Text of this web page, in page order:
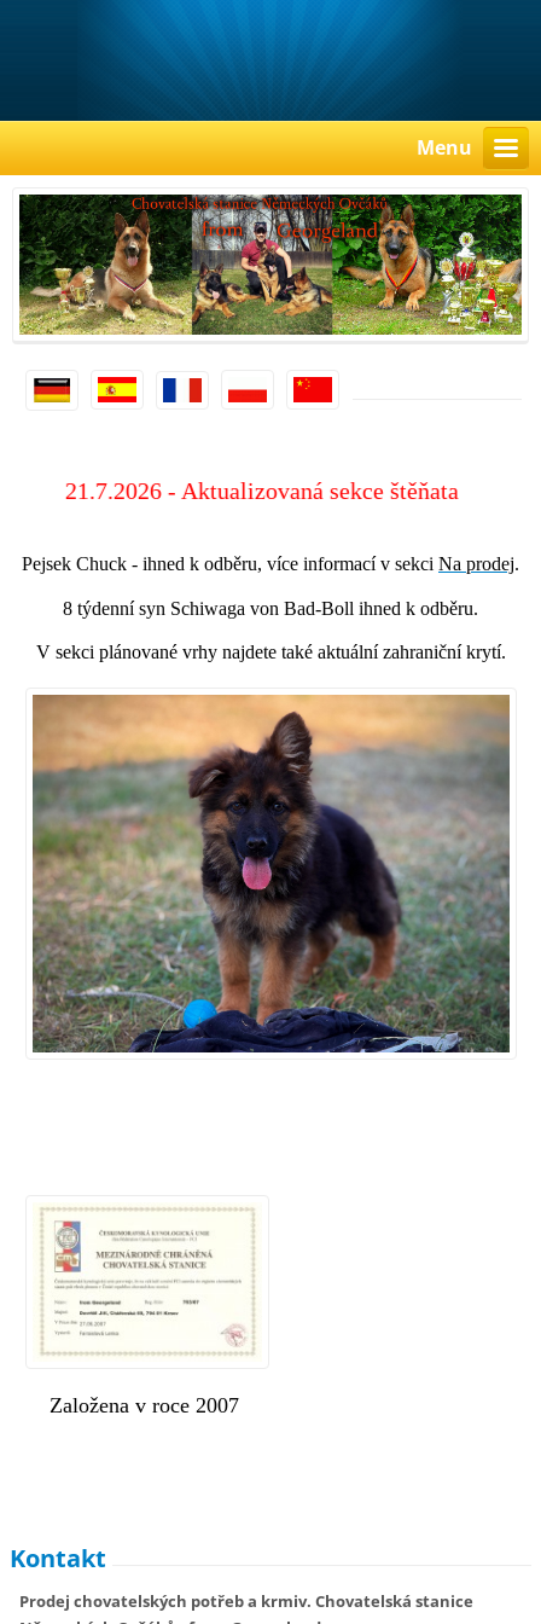
Menu
21.7.2026 - Aktualizovaná sekce štěňata
Pejsek Chuck - ihned k odběru, více informací v sekci Na prodej.
8 týdenní syn Schiwaga von Bad-Boll ihned k odběru.
V sekci plánované vrhy najdete také aktuální zahraniční krytí.
Založena v roce 2007
Kontakt
Prodej chovatelských potřeb a krmiv. Chovatelská stanice